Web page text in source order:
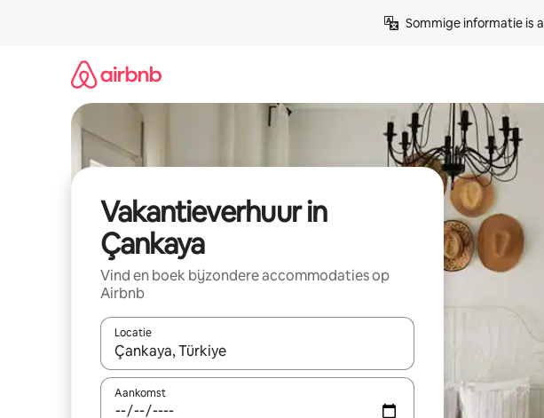
Sommige informatie is
Vakantieverhuur in
Çankaya
Vind en boek bijzondere accommodaties op
Airbnb
Locatie
Wanneer er suggesties beschikbaar zijn, maak je een keuze met je de
Aankomst